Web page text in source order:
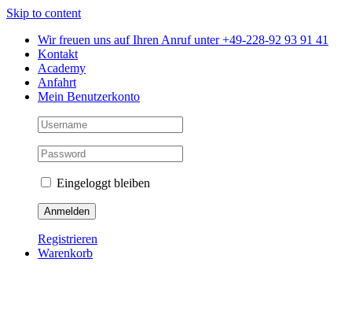
Skip to content
Wir freuen uns auf Ihren Anruf unter +49-228-92 93 91 41
Kontakt
Academy
Anfahrt
Mein Benutzerkonto
Eingeloggt bleiben
Registrieren
Warenkorb